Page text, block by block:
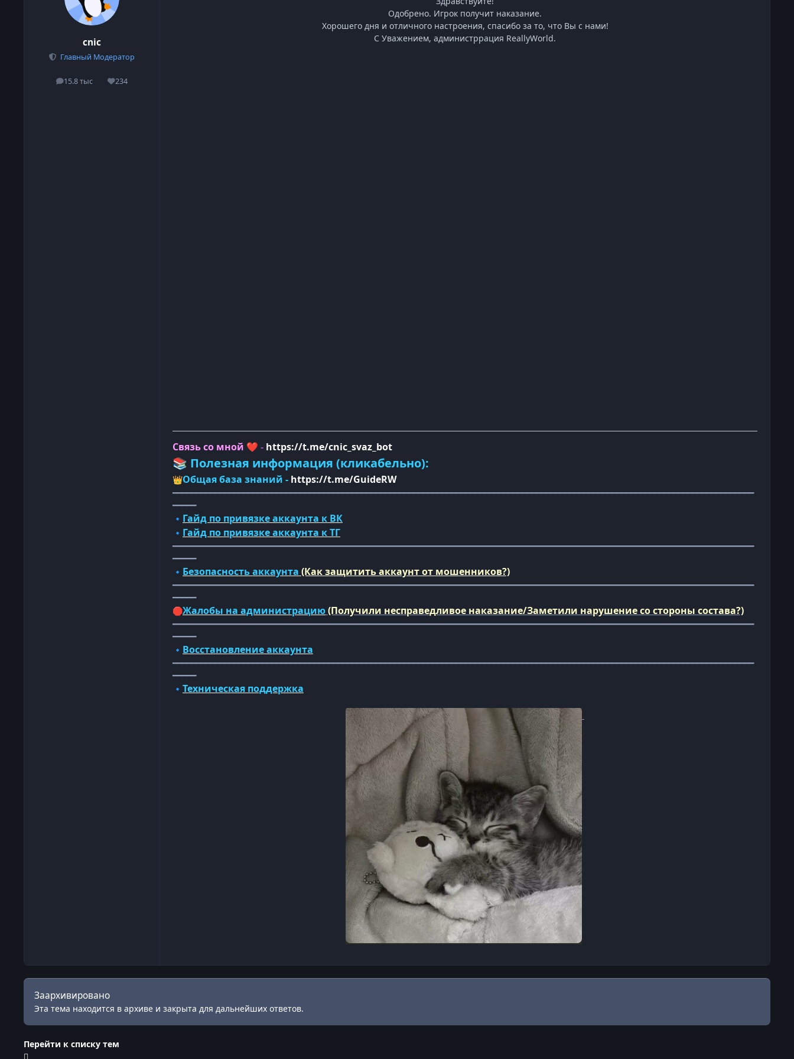
cnic
Главный Модератор
15.8 тыс
сообщения234
Репутация
Одобрено. Игрок получит наказание.
Хорошего дня и отличного настроения, спасибо за то, что Вы с нами!
С Уважением, администррация ReallyWorld.
Связь со мной ❤️ - https://t.me/cnic_svaz_bot
📚 Полезная информация (кликабельно):
👑Общая база знаний - https://t.me/GuideRW
━━━━━━━━━━━━━━━━━━━━━━━━━━━━━━━━━━━━━━━━━━━━━━━━━━━━━━━━━━━━━━━━━━━━━━━━━━━━━━━━━━━━━━━━━━━━━━━━━━━━━━━━━━━━━━━━━━━━━━━━━━━
━━━━━
🔹 Гайд по привязке аккаунта к ВК
🔹 Гайд по привязкеаккаунта к ТГ
━━━━━━━━━━━━━━━━━━━━━━━━━━━━━━━━━━━━━━━━━━━━━━━━━━━━━━━━━━━━━━━━━━━━━━━━━━━━━━━━━━━━━━━━━━━━━━━━━━━━━━━━━━━━━━━━━━━━━━━━━━━
━━━━━
🔹 Безопасность аккаунта (Как защитить аккаунт от мошенников?)
━━━━━━━━━━━━━━━━━━━━━━━━━━━━━━━━━━━━━━━━━━━━━━━━━━━━━━━━━━━━━━━━━━━━━━━━━━━━━━━━━━━━━━━━━━━━━━━━━━━━━━━━━━━━━━━━━━━━━━━━━━━
━━━━━
🛑Жалобы на администрацию(Получили несправедливое наказание/Заметили нарушение со стороны состава?)
━━━━━━━━━━━━━━━━━━━━━━━━━━━━━━━━━━━━━━━━━━━━━━━━━━━━━━━━━━━━━━━━━━━━━━━━━━━━━━━━━━━━━━━━━━━━━━━━━━━━━━━━━━━━━━━━━━━━━━━━━━━
━━━━━
🔹 Восстановление аккаунта
━━━━━━━━━━━━━━━━━━━━━━━━━━━━━━━━━━━━━━━━━━━━━━━━━━━━━━━━━━━━━━━━━━━━━━━━━━━━━━━━━━━━━━━━━━━━━━━━━━━━━━━━━━━━━━━━━━━━━━━━━━━
━━━━━
🔹 Техническая поддержка
Заархивировано
Эта тема находится в архиве и закрыта для дальнейших ответов.
Перейти к списку тем